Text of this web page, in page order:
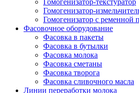
Гомогенизатор-
Гомогенизатор с ременной
Фасовочное оборудование
Фасовка в пакеты
Фасовка в бутылки
Фасовка молока
Фасовка сметаны
Фасовка творога
Фасовка сливочного масла
Линии переработки молока